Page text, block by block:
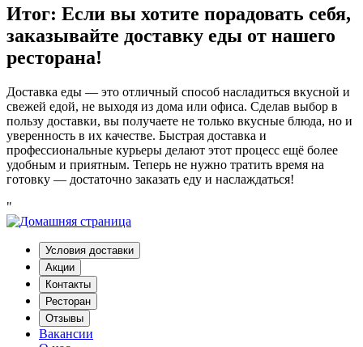
Итог: Если вы хотите порадовать себя,
заказывайте доставку еды от нашего
ресторана!
Доставка еды — это отличный способ насладиться вкусной и
свежей едой, не выходя из дома или офиса. Сделав выбор в
пользу доставки, вы получаете не только вкусные блюда, но и
уверенность в их качестве. Быстрая доставка и
профессиональные курьеры делают этот процесс ещё более
удобным и приятным. Теперь не нужно тратить время на
готовку — достаточно заказать еду и наслаждаться!
"
Условия доставки
Акции
Контакты
Ресторан
Отзывы
Вакансии